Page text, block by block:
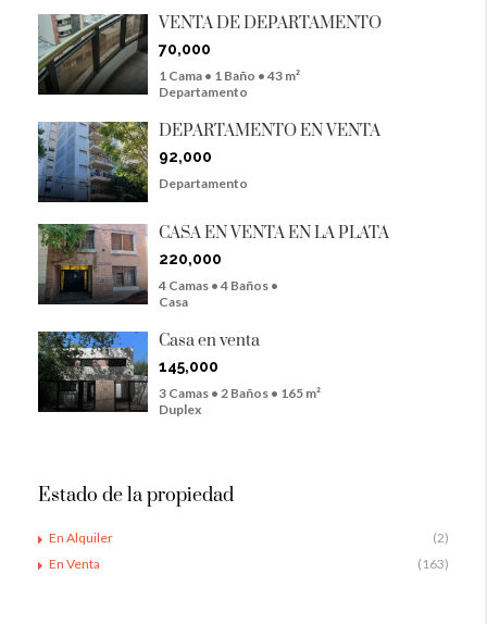
VENTA DE DEPARTAMENTO
70,000
1 Cama • 1 Baño • 43 m²
Departamento
DEPARTAMENTO EN VENTA
92,000
Departamento
CASA EN VENTA EN LA PLATA
220,000
4 Camas • 4 Baños •
Casa
Casa en venta
145,000
3 Camas • 2 Baños • 165 m²
Duplex
Estado de la propiedad
En Alquiler
(2)
En Venta
(163)